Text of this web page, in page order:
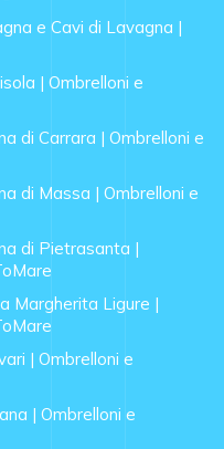
e Cavi di Lavagna |
| Ombrelloni e
di Carrara | Ombrelloni e
di Massa | Ombrelloni e
di Pietrasanta |
Margherita Ligure |
| Ombrelloni e
| Ombrelloni e